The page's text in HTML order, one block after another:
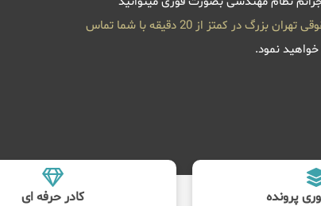
موسسه حقوقی تهران بزرگ در کمتز از 20 دقیقه با شما تماس
نمود.
پرونده
کادر حرفه ای